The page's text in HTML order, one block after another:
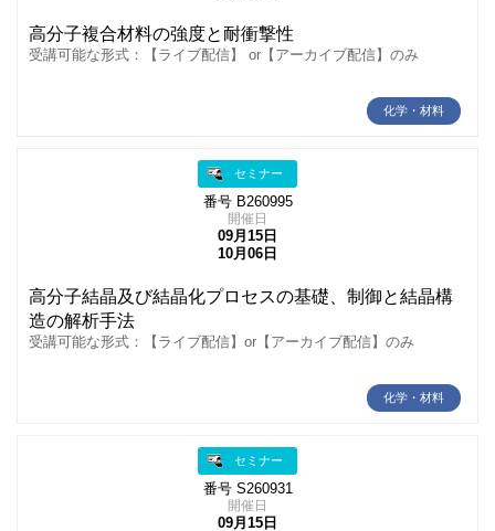
高分子複合材料の強度と耐衝撃性
受講可能な形式：【ライブ配信】 or【アーカイブ配信】のみ
化学・材料
セミナー
番号 B260995
開催日
09月15日
10月06日
高分子結晶及び結晶化プロセスの基礎、制御と結晶構
造の解析手法
受講可能な形式：【ライブ配信】or【アーカイブ配信】のみ
化学・材料
セミナー
番号 S260931
開催日
09月15日